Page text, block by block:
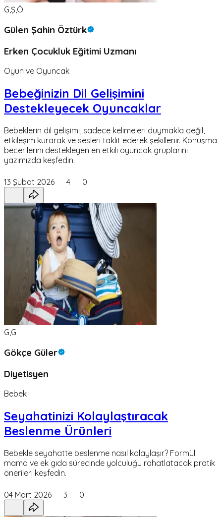
G,Ş,Ö
Gülen Şahin Öztürk
Erken Çocukluk Eğitimi Uzmanı
Oyun ve Oyuncak
Bebeğinizin Dil Gelişimini
Destekleyecek Oyuncaklar
Bebeklerin dil gelişimi, sadece kelimeleri duymakla değil,
etkileşim kurarak ve sesleri taklit ederek şekillenir. Konuşma
becerilerini destekleyen en etkili oyuncak gruplarını
yazımızda keşfedin.
13 Şubat 2026 4 0
G,G
Gökçe Güler
Diyetisyen
Bebek
Seyahatinizi Kolaylaştıracak
Beslenme Ürünleri
Bebekle seyahatte beslenme nasıl kolaylaşır? Formül
mama ve ek gıda sürecinde yolculuğu rahatlatacak pratik
önerileri keşfedin.
04 Mart 2026 3 0